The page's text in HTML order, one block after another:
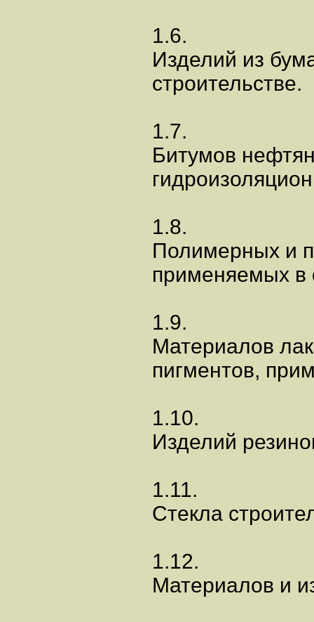
1.6.
Изделий из
строительстве.
1.7.
Битумов
1.8.
Полимерных и
применяемых в
1.9.
Материалов
пигментов,
1.10.
Изделий
1.11.
Стекла
1.12.
Материалов и